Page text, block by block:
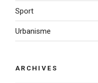
Sport
Urbanisme
ARCHIVES